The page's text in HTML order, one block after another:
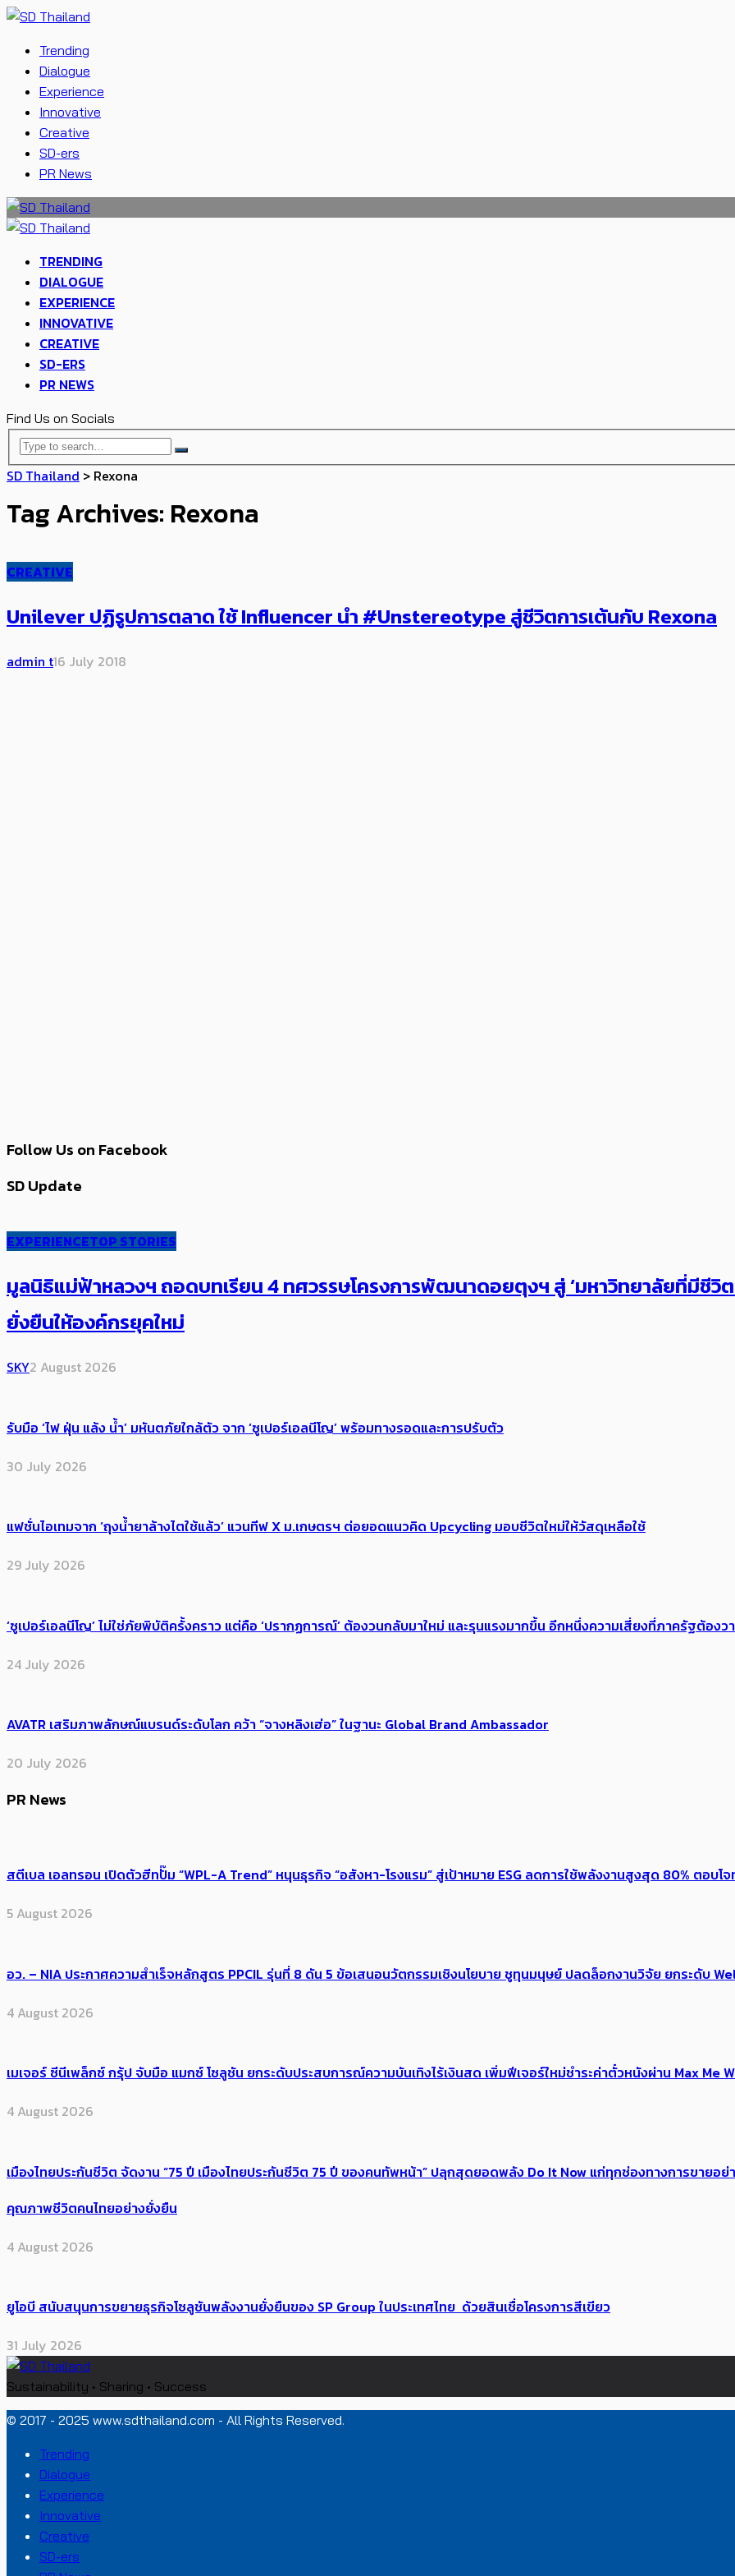
Trending
Dialogue
Experience
Innovative
Creative
SD-ers
PR News
TRENDING
DIALOGUE
EXPERIENCE
INNOVATIVE
CREATIVE
SD-ERS
PR NEWS
Find Us on Socials
SD Thailand > Rexona
Tag Archives: Rexona
CREATIVE
Unilever ปฏิรูปการตลาด ใช้ Influencer นำ #Unstereotype สู่ชีวิตการเต้นกับ Rexona
admin t16 July 2018
Follow Us on Facebook
SD Update
EXPERIENCETOP STORIES
มูลนิธิแม่ฟ้าหลวงฯ ถอดบทเรียน 4 ทศวรรษโครงการพัฒนาดอยตุงฯ สู่ ‘มหาวิทยาลัยที่มีชี
ยั่งยืนให้องค์กรยุคใหม่
SKY2 August 2026
รับมือ ‘ไฟ ฝุ่น แล้ง น้ำ’ มหันตภัยใกล้ตัว จาก ‘ซูเปอร์เอลนีโญ’ พร้อมทางรอดและการปรับตัว
30 July 2026
แฟชั่นไอเทมจาก ‘ถุงน้ำยาล้างไตใช้แล้ว’ แวนทีฟ X ม.เกษตรฯ ต่อยอดแนวคิด Upcycling มอบชีวิตใหม่ให้วัสดุเหลือใช้
29 July 2026
‘ซูเปอร์เอลนีโญ’ ไม่ใช่ภัยพิบัติครั้งคราว แต่คือ ‘ปรากฏการณ์’ ​ต้อง​วนกลับมาใหม่ และรุนแรงมากขึ้น อีกหนึ่งความเสี่ยงที่ภาครัฐต้อง
24 July 2026
AVATR เสริมภาพลักษณ์แบรนด์ระดับโลก คว้า “จางหลิงเฮ่อ” ในฐานะ Global Brand Ambassador
20 July 2026
PR News
สตีเบล เอลทรอน เปิดตัวฮีทปั๊ม “WPL-A Trend” หนุนธุรกิจ “อสังหา-โรงแรม” สู่เป้าหมาย ESG ลดการใช้พลังงานสูงสุด 80% ตอบโ
5 August 2026
อว. – NIA ประกาศความสำเร็จหลักสูตร PPCIL รุ่นที่ 8 ดัน 5 ข้อเสนอนวัตกรรมเชิงนโยบาย ชูทุนมนุษย์ ปลดล็อกงานวิจัย ยกระดับ
4 August 2026
เมเจอร์ ซีนีเพล็กซ์ กรุ้ป จับมือ แมกซ์ โซลูชัน ยกระดับประสบการณ์ความบันเทิงไร้เงินสด เพิ่มฟีเจอร์ใหม่ชำระค่าตั๋วหนังผ่าน Max
4 August 2026
เมืองไทยประกันชีวิต จัดงาน “75 ปี เมืองไทยประกันชีวิต 75 ปี ของคนทัพหน้า” ปลุกสุดยอดพลัง Do It Now แก่ทุกช่องทางการขาย
คุณภาพชีวิตคนไทยอย่างยั่งยืน
4 August 2026
ยูโอบี สนับสนุนการขยายธุรกิจโซลูชันพลังงานยั่งยืนของ SP Group ในประเทศไทย ด้วยสินเชื่อโครงการสีเขียว
31 July 2026
Sustainability • Sharing • Success
© 2017 - 2025 www.sdthailand.com - All Rights Reserved.
Trending
Dialogue
Experience
Innovative
Creative
SD-ers